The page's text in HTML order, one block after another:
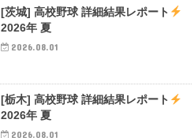
[茨城] 高校野球 詳細結果レポート
2026年 夏
2026.08.01
[栃木] 高校野球 詳細結果レポート
2026年 夏
2026.08.01